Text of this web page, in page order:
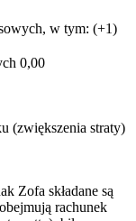
w tym: (+1)
0,00
(zwiększenia straty)
Zofa składane są
rachunek